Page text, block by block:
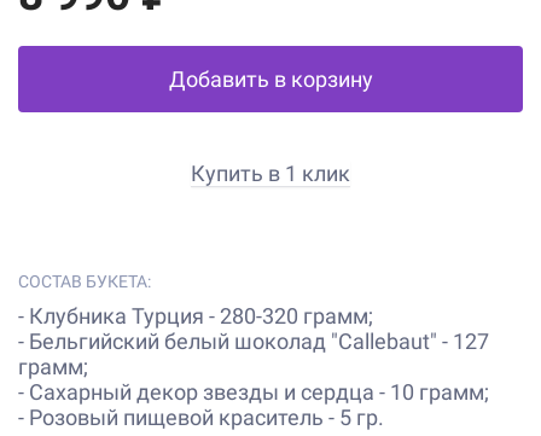
Добавить в корзину
Купить в 1 клик
СОСТАВ БУКЕТА:
- Клубника Турция - 280-320 грамм;
- Бельгийский белый шоколад "Callebaut" - 127
грамм;
- Сахарный декор звезды и сердца - 10 грамм;
- Розовый пищевой краситель - 5 гр.